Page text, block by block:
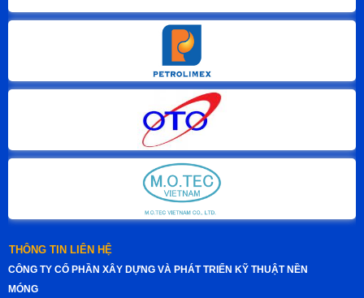
THÔNG TIN LIÊN HỆ
CÔNG TY CỔ PHẦN XÂY DỰNG VÀ PHÁT TRIỂN KỸ THUẬT NỀN
MÓNG